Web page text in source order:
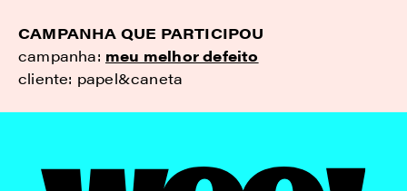
CAMPANHA QUE PARTICIPOU
campanha: meu melhor defeito
cliente: papel&caneta